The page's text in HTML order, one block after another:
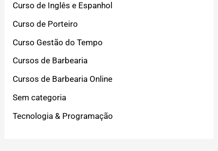
Curso de Inglês e Espanhol
Curso de Porteiro
Curso Gestão do Tempo
Cursos de Barbearia
Cursos de Barbearia Online
Sem categoria
Tecnologia & Programação